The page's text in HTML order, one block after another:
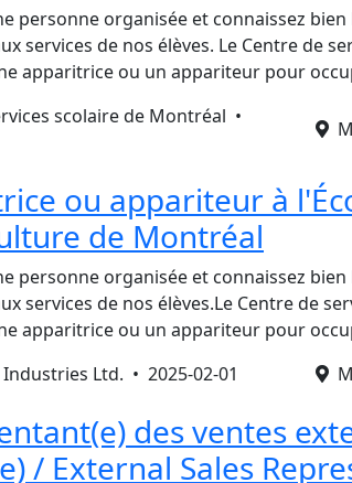
personne organisée et connaissez
services de nos élèves. Le Centre de
apparitrice ou un appariteur pour
scolaire de Montréal •
ou appariteur à
de Montréal
personne organisée et connaissez
services de nos élèves.Le Centre de
apparitrice ou un appariteur pour
Industries Ltd. • 2025-02-01
des ventes
/ External Sales